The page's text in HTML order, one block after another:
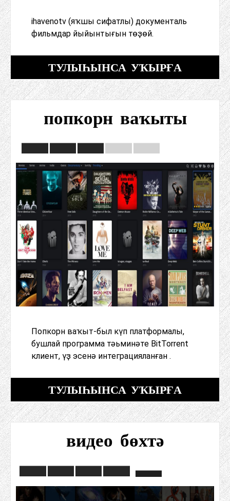
ihavenotv (яҡшы сифатлы) документаль
фильмдар йыйынтығын төҙөй.
ТУЛЫҺЫНСА УҠЫРҒА
попкорн ваҡыты
Попкорн ваҡыт-был күп платформалы,
бушлай программа тәьминәте BitTorrent
клиент, үҙ эсенә интеграцияланған .
ТУЛЫҺЫНСА УҠЫРҒА
видео бөхтә